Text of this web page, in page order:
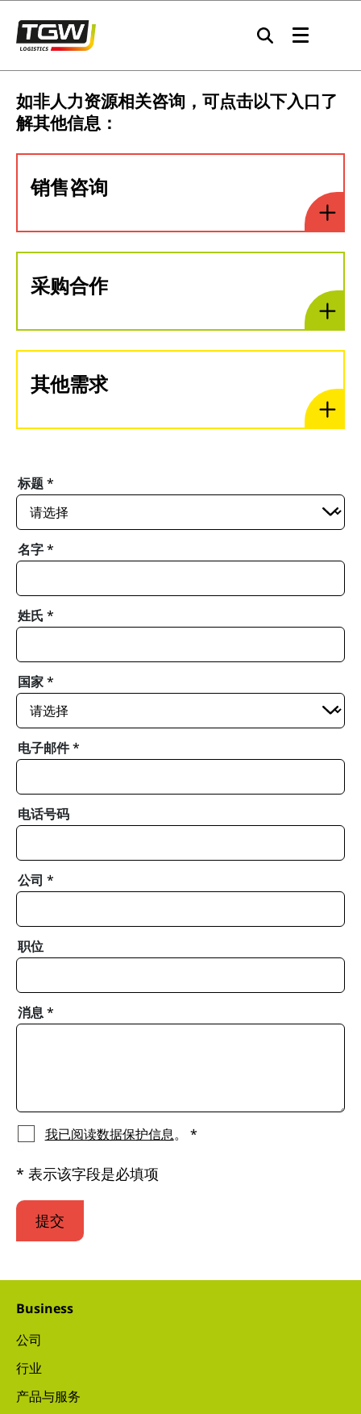
如非人力资源相关咨询，可点击以下入口了
解其他信息：
销售咨询
采购合作
其他需求
标题*
名字*
姓氏 *
国家*
电子邮件*
电话号码
公司 *
职位
消息*
我已阅读数据保护信息。 *
* 表示该字段是必填项
提交
Business
公司
行业
产品与服务